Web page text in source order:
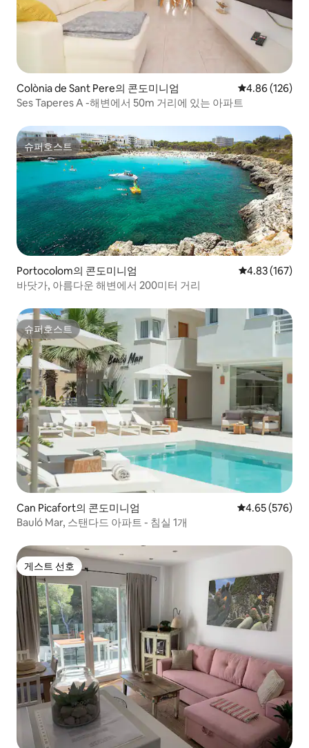
Colònia de Sant Pere의 콘도미니엄 평점 4.86점(5
4.86 (126)
Ses Taperes A -해변에서 50m 거리에 있는 아파트
슈퍼호스트
슈퍼호스트
Portocolom의 콘도미니엄 평점 4.83점(5
4.83 (167)
바닷가, 아름다운 해변에서 200미터 거리
슈퍼호스트
슈퍼호스트
Can Picafort의 콘도미니엄 평점 4.65점(5
4.65 (576)
Bauló Mar, 스탠다드 아파트 - 침실 1개
게스트 선호
게스트 선호